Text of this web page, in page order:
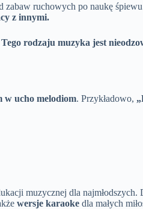
ruchowych po naukę
z innymi.
Tego rodzaju muzyka jest
w ucho melodiom. Przykładowo,
muzycznej dla najmłodszych.
wersje karaoke dla małych